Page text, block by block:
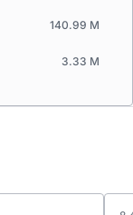
140.99 M
3.33 M